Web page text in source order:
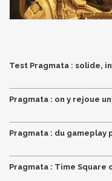
Test Pragmata : solide,
Pragmata : on y rejoue
Pragmata : du
Pragmata : Time